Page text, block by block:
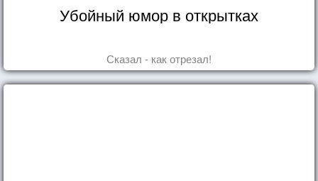
Убойный юмор в открытках
Сказал - как отрезал!